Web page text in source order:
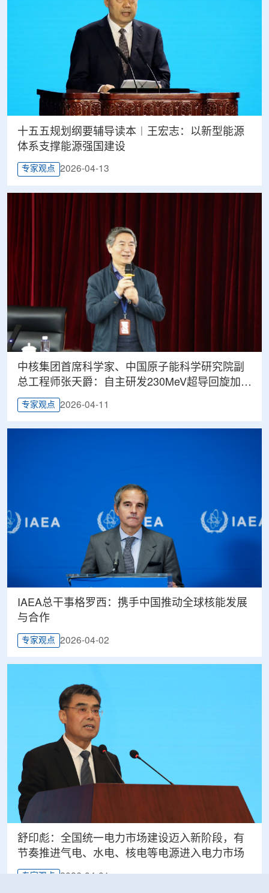
十五五规划纲要辅导读本︱王宏志：以新型能源
体系支撑能源强国建设
专家观点 2026-04-13
中核集团首席科学家、中国原子能科学研究院副
总工程师张天爵：自主研发230MeV超导回旋加速
器，助力实现高水平科技自立自强
专家观点 2026-04-11
IAEA总干事格罗西：携手中国推动全球核能发展
与合作
专家观点 2026-04-02
舒印彪：全国统一电力市场建设迈入新阶段，有
节奏推进气电、水电、核电等电源进入电力市场
专家观点 2026-04-01